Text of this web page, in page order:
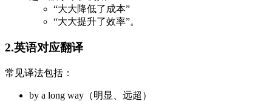
“大大降低了成本”
“大大提升了效率”。
2.英语对应翻译
常见译法包括：
by a long way（明显、远超）